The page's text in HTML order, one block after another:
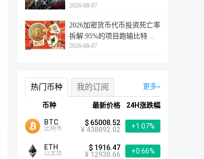
太坊
2026-08-07
2026加密货币代币投资死亡率
拆解:95%的项目跑输比特
币,73%最
2026-08-07
更多
热门币种 我的订阅
币种 最新价格 24H涨跌幅
BTC
比特币
$ 65008.52
¥ 438892.02
+1.07%
ETH
以太坊
$ 1916.47
¥ 12938.66
+0.66%